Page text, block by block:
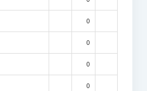
0
0
0
0